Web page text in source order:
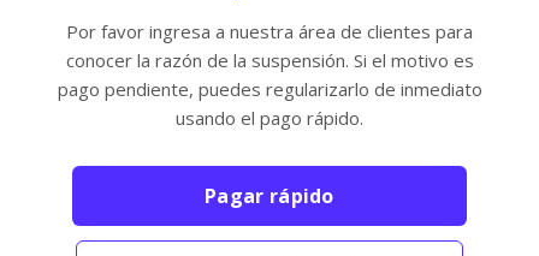
Por favor ingresa a nuestra área de clientes para
conocer la razón de la suspensión. Si el motivo es
pago pendiente, puedes regularizarlo de inmediato
usando el pago rápido.
Pagar rápido